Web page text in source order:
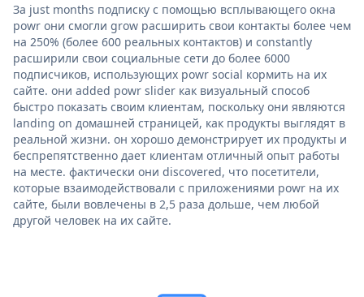
За just months подписку с помощью всплывающего окна
powr они смогли grow расширить свои контакты более чем
на 250% (более 600 реальных контактов) и constantly
расширили свои социальные сети до более 6000
подписчиков, использующих powr social кормить на их
сайте. они added powr slider как визуальный способ
быстро показать своим клиентам, поскольку они являются
landing on домашней страницей, как продукты выглядят в
реальной жизни. он хорошо демонстрирует их продукты и
беспрепятственно дает клиентам отличный опыт работы
на месте. фактически они discovered, что посетители,
которые взаимодействовали с приложениями powr на их
сайте, были вовлечены в 2,5 раза дольше, чем любой
другой человек на их сайте.